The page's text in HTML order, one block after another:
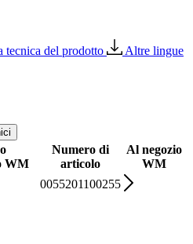
tecnica del prodotto
Altre lingue
WM
Numero di
articolo
Al negozio
WM
0055201100255